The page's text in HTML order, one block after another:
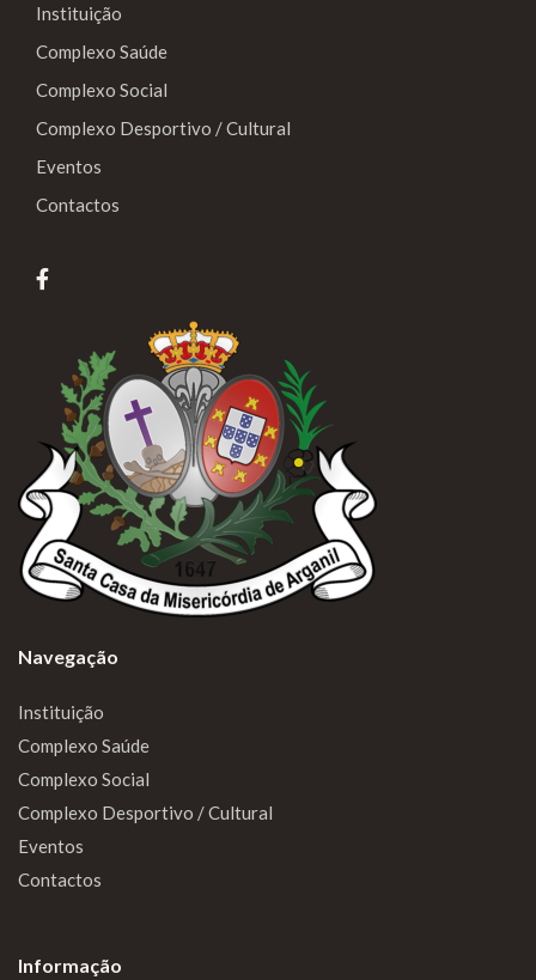
Instituição
Complexo Saúde
Complexo Social
Complexo Desportivo / Cultural
Eventos
Contactos
Navegação
Instituição
Complexo Saúde
Complexo Social
Complexo Desportivo / Cultural
Eventos
Contactos
Informação